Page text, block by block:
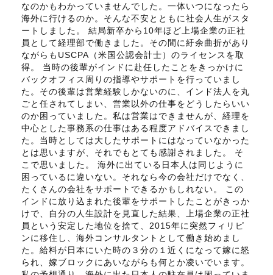
なのかもわかっていませんでした。一体いつになったら
海外に行けるのか。そんな不安とともに社会人生がスタ
ートしました。 結局新卒から10年ほど上場企業の正社
員として経理部で働きました。その間に紆余曲折があり
ながらもUSCPA（米国公認会計士）のライセンスを取
得。 当時の後輩がインドに赴任したことをきっかけに
バックオフィス周りの指導やサポートを行っていまし
た。その後輩は営業経験しかないのに、インド法人を丸
ごと任されてしまい、営業以外の仕事をどうしたらいい
のか困っていました。私は営業はできませんが、経理を
中心とした事務系の仕事はある程度アドバイスできまし
た。当時としては大したサポートにはなっていなかった
とは思いますが、それでもとても感謝されました。 そ
こで思いました。 海外に出ている日本人は同じように
困っているに違いない。それなら今の会社だけでなく、
たくさんの会社をサポートできるかもしれない。 この
インドに放り込まれた後輩をサポートしたことがきっか
けで、自分の人生設計を見直した結果、上場企業の正社
員という安定した地位を捨て、2015年に突然フィリピ
ンに移住し、海外コンサルタントとして働き始めまし
た。給料が日本にいた時の３分の１近くになって嫁に怒
られ、嫁ブロックにあいながらも何とか凌いでいます。